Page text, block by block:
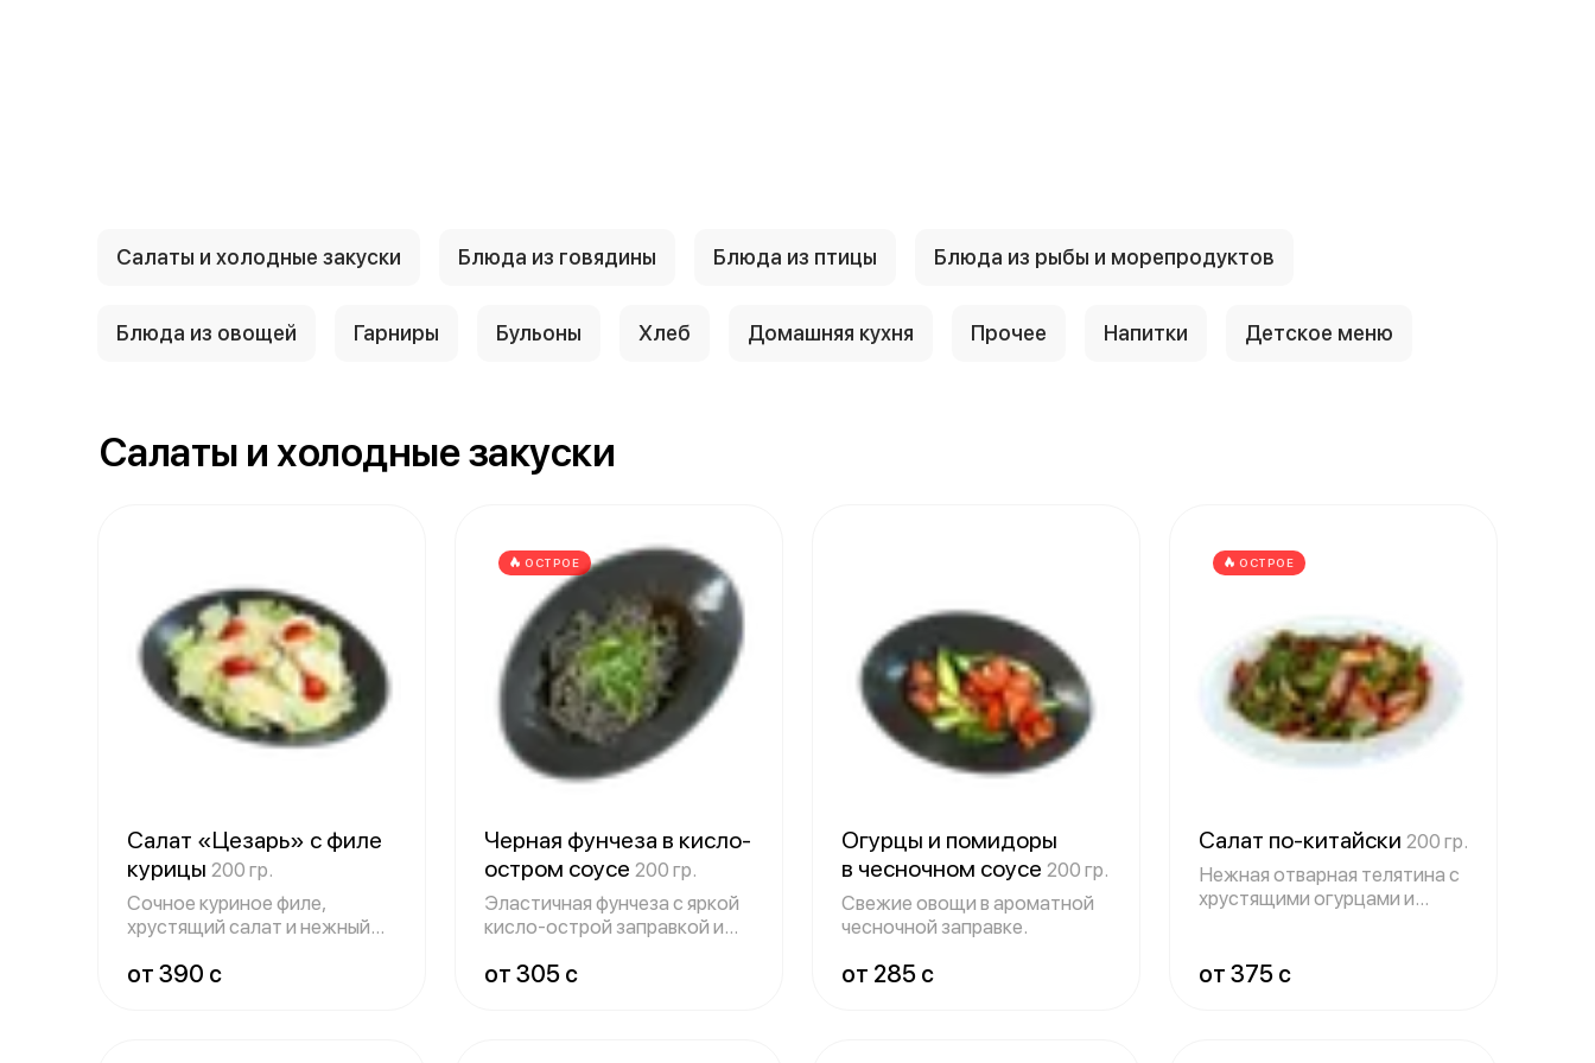
Салаты и холодные закуски Блюда из говядины Блюда из птицы Блюда из рыбы и морепродуктов
Блюда из овощей Гарниры Бульоны Хлеб Домашняя кухня Прочее Напитки Детское меню
Салаты и холодные закуски
Салат «Цезарь» с филе
курицы 200 гр.
Сочное куриное филе,
хрустящий салат и нежный
от 390 c
ОСТРОЕ
Черная фунчеза в кисло-
остром соусе 200 гр.
Эластичная фунчеза с яркой
кисло-острой заправкой и
от 305 c
Огурцы и помидоры
в чесночном соусе 200 гр.
Свежие овощи в ароматной
чесночной заправке.
от 285 c
ОСТРОЕ
Салат по-китайски 200 гр.
Нежная отварная телятина с
хрустящими огурцами и
от 375 c